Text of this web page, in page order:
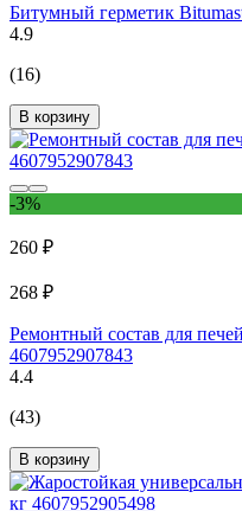
Битумный герметик
4.9
(16)
В корзину
-3%
260 ₽
268 ₽
Ремонтный состав для
4607952907843
4.4
(43)
В корзину